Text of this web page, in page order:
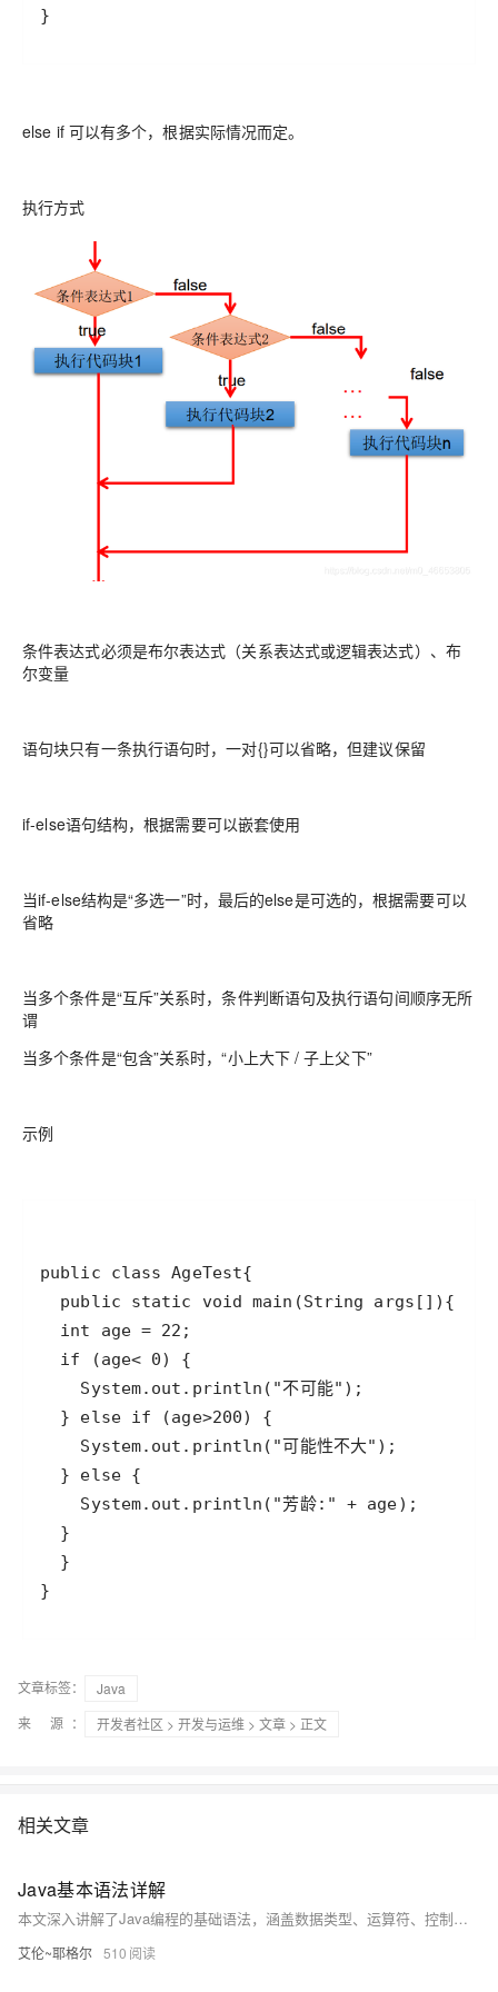
}
else if 可以有多个，根据实际情况而定。
执行方式
条件表达式必须是布尔表达式（关系表达式或逻辑表达式）、布
尔变量
语句块只有一条执行语句时，一对{}可以省略，但建议保留
if-else语句结构，根据需要可以嵌套使用
当if-else结构是“多选一”时，最后的else是可选的，根据需要可以
省略
当多个条件是“互斥”关系时，条件判断语句及执行语句间顺序无所
谓
当多个条件是“包含”关系时，“小上大下 / 子上父下”
示例
}
文章标签：
Java
来 源：
开发者社区 > 开发与运维 > 文章 > 正文
相关文章
Java基本语法详解
本文深入讲解了Java编程的基础语法，涵盖数据类型、运算符、控制结构及数组等核心内容，帮助初学者构建坚实的编程基础。
艾伦~耶格尔 510